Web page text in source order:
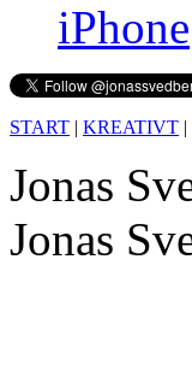
iPhone
START | KREATIVT |
Jonas
Jonas